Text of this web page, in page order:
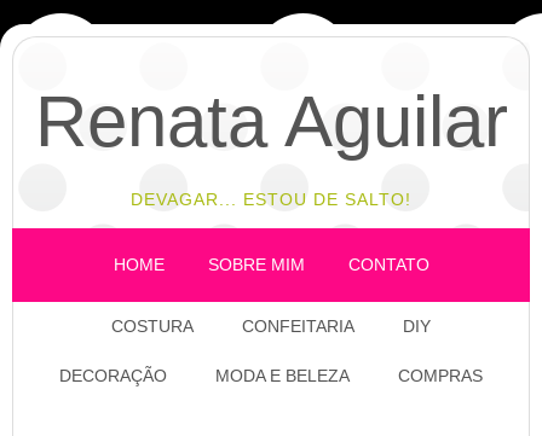
Renata Aguilar
DEVAGAR... ESTOU DE SALTO!
HOME SOBRE MIM CONTATO
COSTURA CONFEITARIA DIY
DECORAÇÃO MODA E BELEZA COMPRAS